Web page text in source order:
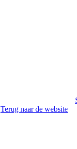
Terug naar de website